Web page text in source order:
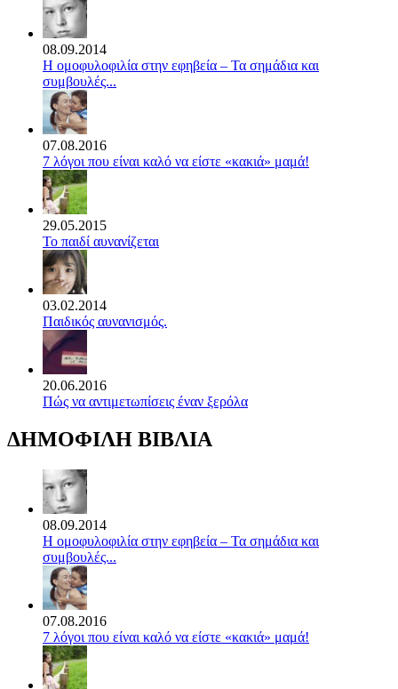
08.09.2014
Η ομοφυλοφιλία στην εφηβεία – Τα σημάδια και
συμβουλές...
07.08.2016
7 λόγοι που είναι καλό να είστε «κακιά» μαμά!
29.05.2015
Το παιδί αυνανίζεται
03.02.2014
Παιδικός αυνανισμός.
20.06.2016
Πώς να αντιμετωπίσεις έναν ξερόλα
ΔΗΜΟΦΙΛΗ ΒΙΒΛΙΑ
08.09.2014
Η ομοφυλοφιλία στην εφηβεία – Τα σημάδια και
συμβουλές...
07.08.2016
7 λόγοι που είναι καλό να είστε «κακιά» μαμά!